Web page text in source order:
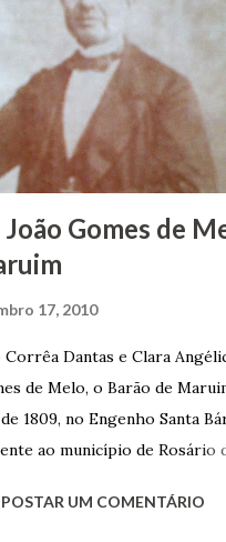
de armarinho e depois de uma
de muitos, que
seu passado,
garçon, tendo
fora de seu horário
c...
Gomes de
17, 2010
Dantas e Clara
de Melo, o Barão de
1809, no Engenho Santa
ao município de Rosário
porém o casamento acabou
POSTAR UM COMENTÁRIO